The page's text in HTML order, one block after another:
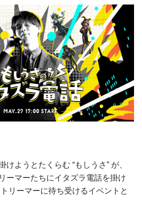
けようとたくらむ “もしうさ” が、
ーマーたちにイタズラ電話を掛け
リーマーに待ち受けるイベントと